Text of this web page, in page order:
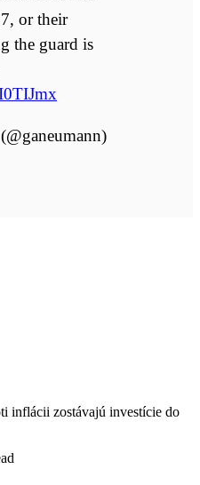
or their
the guard is
inflácii zostávajú investície do